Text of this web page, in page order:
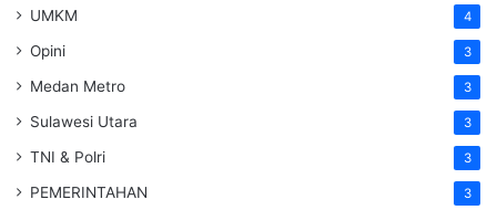
UMKM 4
Opini 3
Medan Metro 3
Sulawesi Utara 3
TNI & Polri 3
PEMERINTAHAN 3